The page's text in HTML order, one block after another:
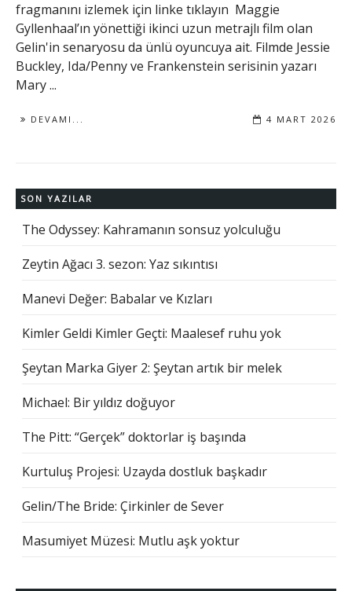
fragmanını izlemek için linke tıklayın Maggie
Gyllenhaal’ın yönettiği ikinci uzun metrajlı film olan
Gelin'in senaryosu da ünlü oyuncuya ait. Filmde Jessie
Buckley, Ida/Penny ve Frankenstein serisinin yazarı
Mary ...
DEVAMI... 4 MART 2026
SON YAZILAR
The Odyssey: Kahramanın sonsuz yolculuğu
Zeytin Ağacı 3. sezon: Yaz sıkıntısı
Manevi Değer: Babalar ve Kızları
Kimler Geldi Kimler Geçti: Maalesef ruhu yok
Şeytan Marka Giyer 2: Şeytan artık bir melek
Michael: Bir yıldız doğuyor
The Pitt: “Gerçek” doktorlar iş başında
Kurtuluş Projesi: Uzayda dostluk başkadır
Gelin/The Bride: Çirkinler de Sever
Masumiyet Müzesi: Mutlu aşk yoktur